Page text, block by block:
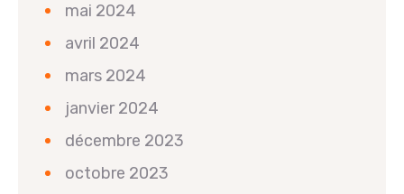
mai 2024
avril 2024
mars 2024
janvier 2024
décembre 2023
octobre 2023